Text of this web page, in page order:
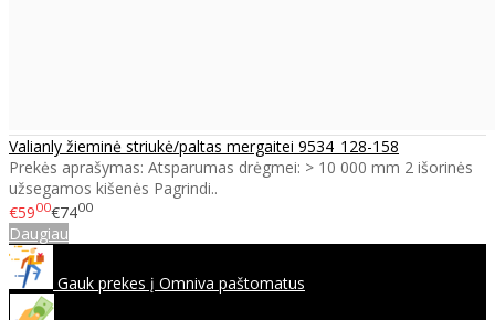
Valianly žieminė striukė/paltas mergaitei 9534_128-158
Prekės aprašymas: Atsparumas drėgmei: > 10 000 mm 2 išorinės
užsegamos kišenės Pagrindi..
€5900€7400
Daugiau
Gauk prekes į Omniva paštomatus